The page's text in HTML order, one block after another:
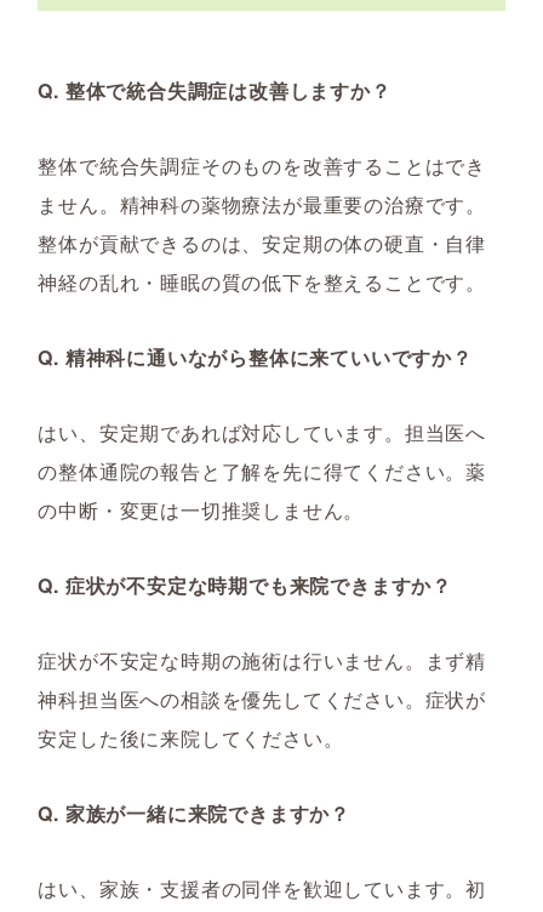
Q. 整体で統合失調症は改善しますか？
整体で統合失調症そのものを改善することはでき
ません。精神科の薬物療法が最重要の治療です。
整体が貢献できるのは、安定期の体の硬直・自律
神経の乱れ・睡眠の質の低下を整えることです。
Q. 精神科に通いながら整体に来ていいですか？
はい、安定期であれば対応しています。担当医へ
の整体通院の報告と了解を先に得てください。薬
の中断・変更は一切推奨しません。
Q. 症状が不安定な時期でも来院できますか？
症状が不安定な時期の施術は行いません。まず精
神科担当医への相談を優先してください。症状が
安定した後に来院してください。
Q. 家族が一緒に来院できますか？
はい、家族・支援者の同伴を歓迎しています。初